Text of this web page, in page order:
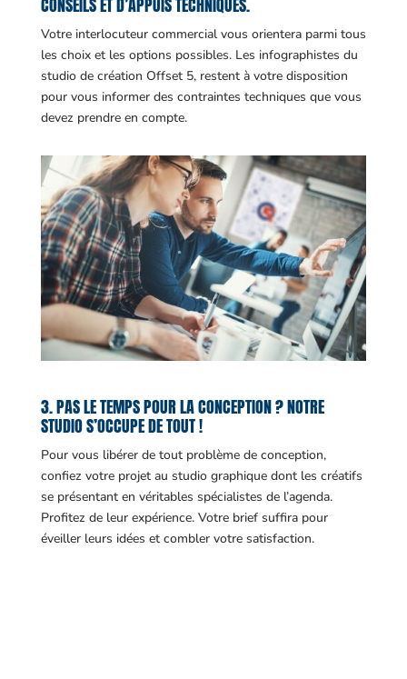
Votre interlocuteur commercial vous orientera parmi tous
les choix et les options possibles. Les infographistes du
studio de création Offset 5, restent à votre disposition
pour vous informer des contraintes techniques que vous
devez prendre en compte.
3. PAS LE TEMPS POUR LA CONCEPTION ? NOTRE
STUDIO S’OCCUPE DE TOUT !
Pour vous libérer de tout problème de conception,
confiez votre projet au studio graphique dont les créatifs
se présentant en véritables spécialistes de l’agenda.
Profitez de leur expérience. Votre brief suffira pour
éveiller leurs idées et combler votre satisfaction.